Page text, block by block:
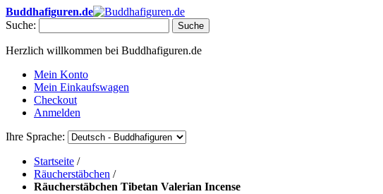
Buddhafiguren.de
Suche:
Suche
Herzlich willkommen bei Buddhafiguren.de
Mein Konto
Mein Einkaufswagen
Checkout
Anmelden
Ihre Sprache:
Startseite /
Räucherstäbchen /
Räucherstäbchen Tibetan Valerian Incense